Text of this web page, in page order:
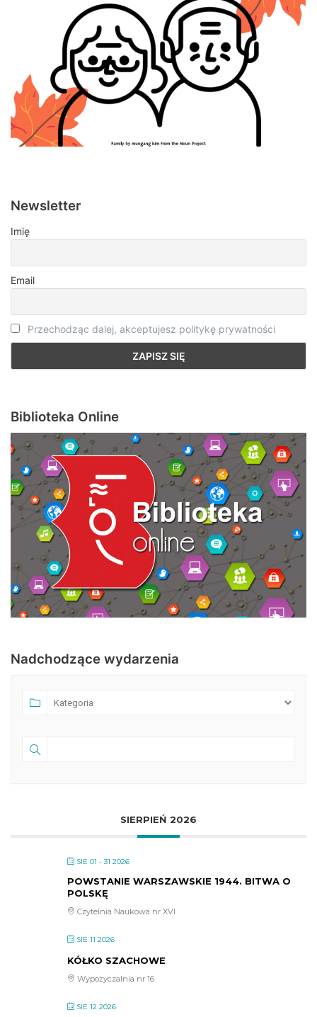
Newsletter
Imię
Email
Przechodząc dalej, akceptujesz politykę prywatności
Biblioteka Online
Nadchodzące wydarzenia
SIERPIEŃ 2026
SIE 01 - 31 2026
POWSTANIE WARSZAWSKIE 1944. BITWA O
POLSKĘ
Czytelnia Naukowa nr XVI
SIE 11 2026
KÓŁKO SZACHOWE
Wypożyczalnia nr 16
SIE 12 2026